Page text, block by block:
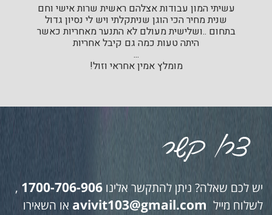
עשיתי המון עבודות אצלהם ראשית שרות אישי וחם
שנית מחיר הכי הוגן שניתקלתי ויש לי נסיון גדול
בתחום ..ושלישית מעולם לא התנער מאחריות כאשר
היתה טעות כמה גם קיבל אחריות
...
מומלץ אמין אחראי וזול!
יש לכם שאלה? ניתן להתקשר אלינו 1700-706-906
,
לשלוח מייל avivit103@gmail.com או השאירו